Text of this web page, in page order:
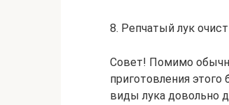
8. Репчатый лук
Совет! Помимо
приготовления
виды лука довольно